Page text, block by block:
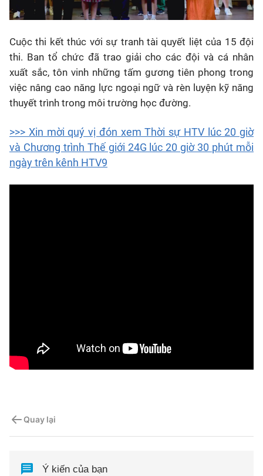
Cuộc thi kết thúc với sự tranh tài quyết liệt của 15 đội
thi. Ban tổ chức đã trao giải cho các đội và cá nhân
xuất sắc, tôn vinh những tấm gương tiên phong trong
việc nâng cao năng lực ngoại ngữ và rèn luyện kỹ năng
thuyết trình trong môi trường học đường.
>>> Xin mời quý vị đón xem Thời sự HTV lúc 20 giờ
và Chương trình Thế giới 24G lúc 20 giờ 30 phút mỗi
ngày trên kênh HTV9
Quay lại
Ý kiến của bạn